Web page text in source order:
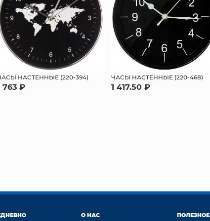
НАСТЕННЫЕ (220-394)
763 ₽
ЧАСЫ НАСТЕННЫЕ (220-468)
1 417.50 ₽
О НАС ПОЛЕЗНОЕ